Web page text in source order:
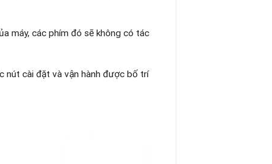
máy, các phím đó sẽ không có tác
nút cài đặt và vận hành được bố trí